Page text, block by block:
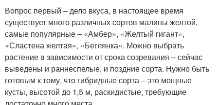
Вопрос первый – дело вкуса, в настоящее время
существует много различных сортов малины желтой,
самые популярные – «Амбер», «Желтый гигант»,
«Сластена желтая», «Беглянка». Можно выбрать
растение в зависимости от срока созревания – сейчас
выведены и раннеспелые, и поздние сорта. Нужно быть
готовым к тому, что гибридные сорта – это мощные
кусты, высотой до 1,5 м, раскидистые, требующие